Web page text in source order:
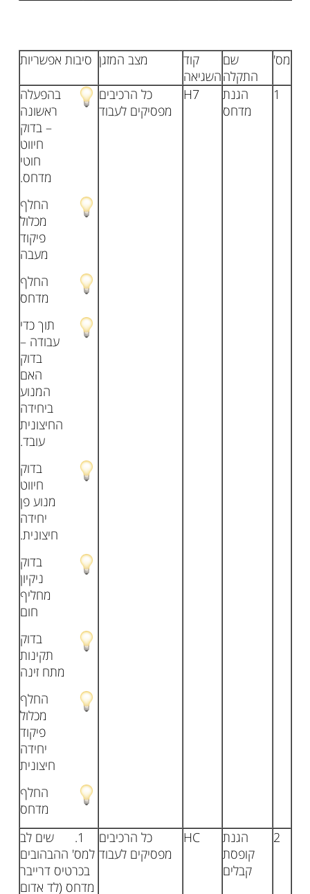
מס'
שם
התקלה
קוד
השגיאה
מצב המזגן סיבות אפשריות
1
הגנת
מדחס
H7
כל הרכיבים
מפסיקים לעבוד
בהפעלה
ראשונה
– בדוק
חיווט
חוטי
מדחס.
החלף
מכלול
פיקוד
מעבה
החלף
מדחס
תוך כדי
עבודה –
בדוק
האם
המנוע
ביחידה
החיצונית
עובד.
בדוק
חיווט
מנוע פן
יחידה
חיצונית.
בדוק
ניקיון
מחליף
חום
בדוק
תקינות
מתח זינה
החלף
מכלול
פיקוד
יחידה
חיצונית
החלף
מדחס
2
הגנת
קופסת
קבלים
HC
כל הרכיבים
מפסיקים לעבוד
1. שים לב
למס' ההבהובים
בכרטיס דרייבר
מדחס (לד אדום